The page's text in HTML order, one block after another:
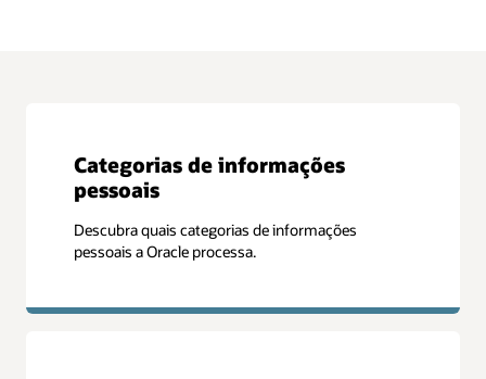
Categorias de informações
pessoais
Descubra quais categorias de informações
pessoais a Oracle processa.